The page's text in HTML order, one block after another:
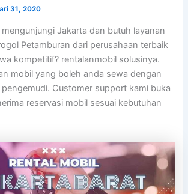
31, 2020
Jakarta dan butuh layanan
Petamburan dari perusahaan terbaik
kompetitif? rentalanmobil solusinya.
mobil yang boleh anda sewa dengan
Customer support kami buka
reservasi mobil sesuai kebutuhan